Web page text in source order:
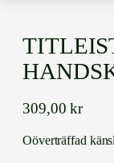
309,00kr
Oöverträffad